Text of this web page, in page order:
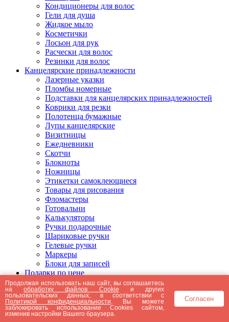
Кондиционеры для волос
Гели для душа
Жидкое мыло
Косметички
Лосьон для рук
Расчески для волос
Резинки для волос
Канцелярские принадлежности
Лазерные указки
Пломбы номерные
Подставки для канцелярских принадлежностей
Коврики для резки
Полотенца бумажные
Лупы канцелярские
Визитницы
Ежедневники
Скотчи
Блокноты
Ножницы
Этикетки самоклеющиеся
Товары для рисования
Фломастеры
Готовальни
Калькуляторы
Ручки подарочные
Шариковые ручки
Гелевые ручки
Маркеры
Блоки для записей
Подарки по цене
Подарки от 5000 рублей
Подарки до 5000 рублей
Подарки до 3000 рублей
Подарки до 2000 рублей
Подарки до 1000 рублей
Продолжая использовать наш сайт, вы соглашаетесь
наобработку файлов Cookie и других
пользовательских данных, в соответствии с
Политикой конфиденциальности . Вы можете
заблокировать использование Cookies сайтом,
изменив настройки Вашего браузера.
Согласен